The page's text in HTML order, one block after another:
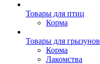
Товары для птиц
Корма
Товары для грызунов
Корма
Лакомства